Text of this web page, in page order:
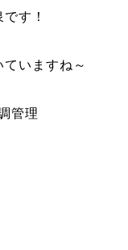
す！
いますね～
管理